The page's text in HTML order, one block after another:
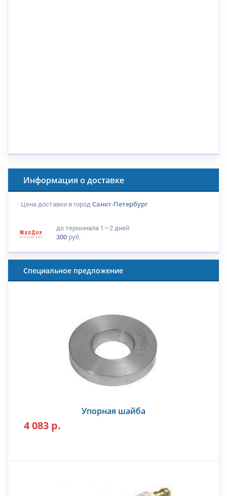
Информация о доставке
Цена доставки в городСанкт-Петербург
до терминала 1—2 дней
300 руб.
Специальное предложение
Упорная шайба
4 083 р.